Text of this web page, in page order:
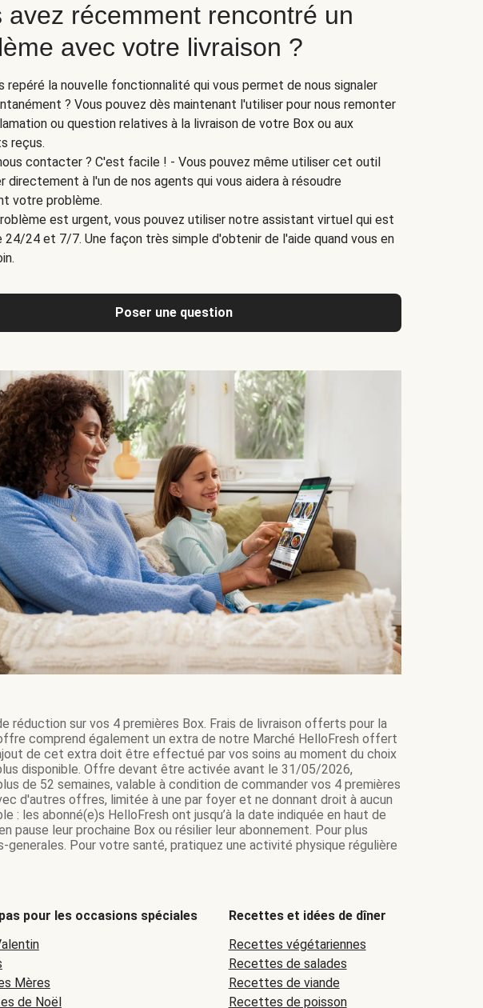
avez récemment rencontré un
avec votre livraison ?
repéré la nouvelle fonctionnalité qui vous permet de nous signaler
? Vous pouvez dès maintenant l'utiliser pour nous remonter
ou question relatives à la livraison de votre Box ou aux
reçus.
contacter ? C'est facile ! - Vous pouvez même utiliser cet outil
directement à l'un de nos agents qui vous aidera à résoudre
votre problème.
est urgent, vous pouvez utiliser notre assistant virtuel qui est
24/24 et 7/7. Une façon très simple d'obtenir de l'aide quand vous en
Poser une question
réduction sur vos 4 premières Box. Frais de livraison offerts pour la
comprend également un extra de notre Marché HelloFresh offert
de cet extra doit être effectué par vos soins au moment du choix
disponible. Offre devant être activée avant le 31/05/2026,
de 52 semaines, valable à condition de commander vos 4 premières
d'autres offres, limitée à une par foyer et ne donnant droit à aucun
: les abonné(e)s HelloFresh ont jusqu’à la date indiquée en haut de
pause leur prochaine Box ou résilier leur abonnement. Pour plus
Pour votre santé, pratiquez une activité physique régulière
pour les occasions spéciales
Mères
de Noël
Recettes et idées de dîner
Recettes végétariennes
Recettes de salades
Recettes de viande
Recettes de poisson